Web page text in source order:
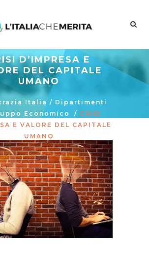
D’IMPRESA E
DEL CAPITALE
UMANO
Italia / Dipartimenti
Economico / CRISI
E VALORE DEL CAPITALE
UMANO